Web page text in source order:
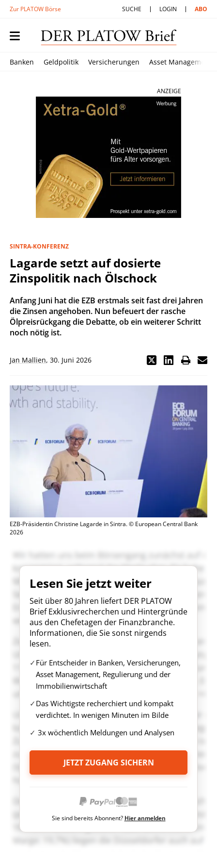
Zur PLATOW Börse SUCHE LOGIN ABO
Banken Geldpolitik Versicherungen Asset Management
ANZEIGE
SINTRA-KONFERENZ
Lagarde setzt auf dosierte
Zinspolitik nach Ölschock
Anfang Juni hat die EZB erstmals seit fast drei Jahren
die Zinsen angehoben. Nun befeuert der rasche
Ölpreisrückgang die Debatte, ob ein weiterer Schritt
noch nötig ist.
Jan Mallien, 30. Juni 2026
EZB-Präsidentin Christine Lagarde in Sintra. © European Central Bank
2026
Lesen Sie jetzt weiter
Seit über 80 Jahren liefert DER PLATOW
Brief Exklusivrecherchen und Hintergründe
aus den Chefetagen der Finanzbranche.
Informationen, die Sie sonst nirgends
lesen.
Für Entscheider in Banken, Versicherungen,
Asset Management, Regulierung und der
Immobilienwirtschaft
Das Wichtigste recherchiert und kompakt
verdichtet. In wenigen Minuten im Bilde
3x wöchentlich Meldungen und Analysen
JETZT ZUGANG SICHERN
Sie sind bereits Abonnent? Hier anmelden